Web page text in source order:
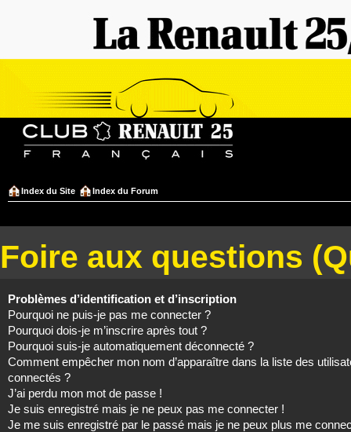
Index du Site Index du Forum
Foire aux questions
Problèmes d’identification et d’inscription
Pourquoi ne puis-je pas me connecter ?
Pourquoi dois-je m’inscrire après tout ?
Pourquoi suis-je automatiquement déconnecté ?
Comment empêcher mon nom d’apparaître dans la liste des
connectés ?
J’ai perdu mon mot de passe !
Je suis enregistré mais je ne peux pas me connecter !
Je me suis enregistré par le passé mais je ne peux plus me